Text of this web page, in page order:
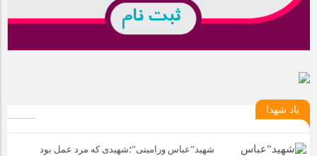
یاد شهدا
شهید”عباس ورامینی”؛شهیدی که مرد عمل بود